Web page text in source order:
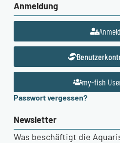
Anmeldung
my-fish
Passwort vergessen?
Newsletter
Was beschäftigt die